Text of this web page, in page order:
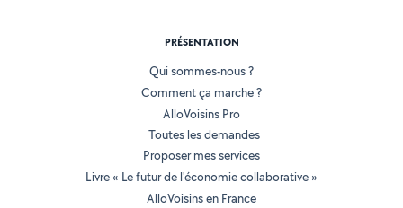
PRÉSENTATION
Qui sommes-nous ?
Comment ça marche ?
AlloVoisins Pro
Toutes les demandes
Proposer mes services
Livre « Le futur de l'économie collaborative »
AlloVoisins en France